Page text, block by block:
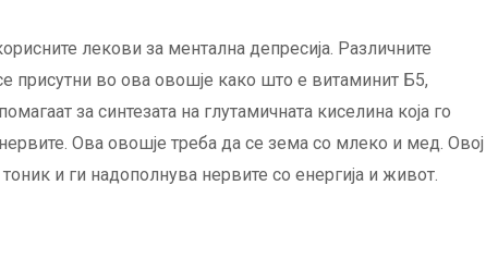
лекови за ментална депресија. Различните
присутни во ова овошје како што е витаминит Б5,
за синтезата на глутамичната киселина која го
Ова овошје треба да се зема со млеко и мед. Овој
и ги надополнува нервите со енергија и живот.